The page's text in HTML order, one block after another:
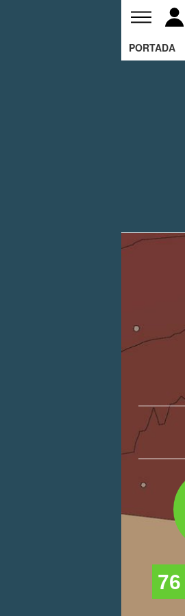
PORTADA
76